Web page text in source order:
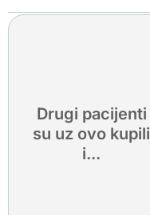
Drugi pacijenti
su uz ovo kupili
i...